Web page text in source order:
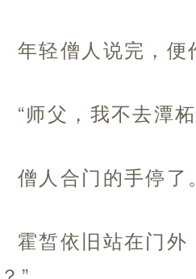
年轻僧人说完，便
“师父，我不去潭
僧人合门的手停了。
霍皙依旧站在门外